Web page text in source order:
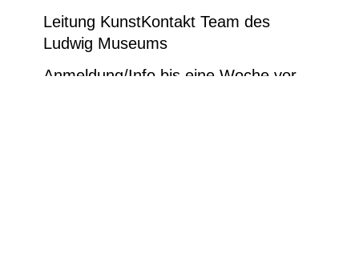
Leitung KunstKontakt Team des
Ludwig Museums
Anmeldung/Info bis eine Woche vor